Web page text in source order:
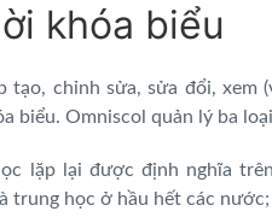
khóa biểu
tạo, chỉnh sửa, sửa đổi, xem
biểu. Omniscol quản lý ba
lặp lại được định nghĩa
trung học ở hầu hết các nước;